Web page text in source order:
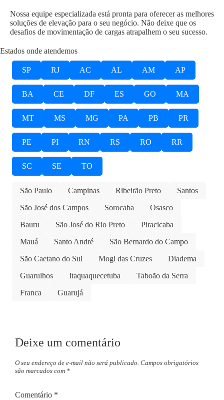
Nossa equipe especializada está pronta para oferecer as melhores
soluções de elevação para o seu negócio. Não deixe que os
desafios de movimentação de cargas atrapalhem o seu sucesso.
Estados onde atendemos
SP RJ AC AL AM AP
BA CE DF ES GO MA
MT MS MG PA PB PR
PE PI RN RS RO RR
SC SE TO
São Paulo Campinas Ribeirão Preto
Santos
São José dos Campos
Sorocaba
Osasco
Bauru
São José do Rio Preto
Piracicaba
Mauá
Santo André
São Bernardo do Campo
São Caetano do Sul
Mogi das Cruzes
Diadema
Guarulhos
Itaquaquecetuba
Taboão da Serra
Franca
Guarujá
Deixe um comentário
O seu endereço de e-mail não será publicado. Campos obrigatórios
são marcados com *
Comentário *